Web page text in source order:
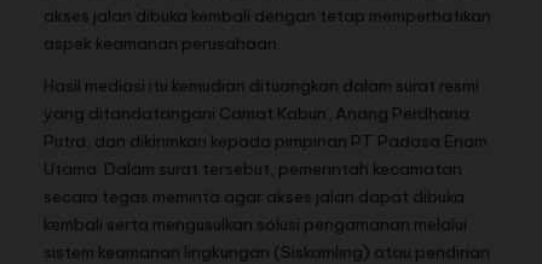
akses jalan dibuka kembali dengan tetap memperhatikan
aspek keamanan perusahaan.
Hasil mediasi itu kemudian dituangkan dalam surat resmi
yang ditandatangani Camat Kabun, Anang Perdhana
Putra, dan dikirimkan kepada pimpinan PT Padasa Enam
Utama. Dalam surat tersebut, pemerintah kecamatan
secara tegas meminta agar akses jalan dapat dibuka
kembali serta mengusulkan solusi pengamanan melalui
sistem keamanan lingkungan (Siskamling) atau pendirian